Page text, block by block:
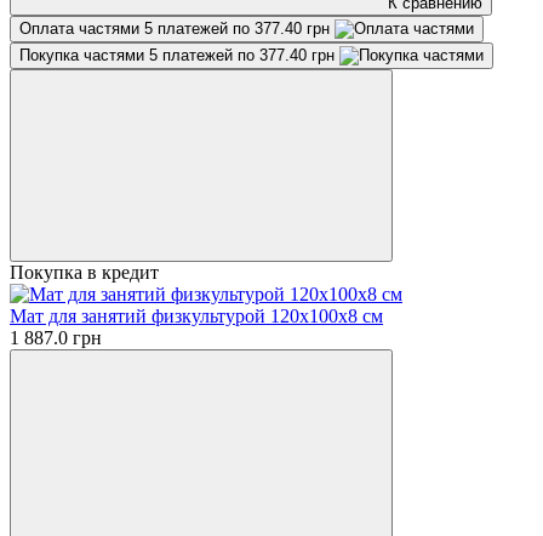
Оплата частями 5 платежей по 377.40 грн
Покупка частями 5 платежей по 377.40 грн
Покупка в кредит
Мат для занятий физкультурой 120х100х8 см
1 887.0 грн